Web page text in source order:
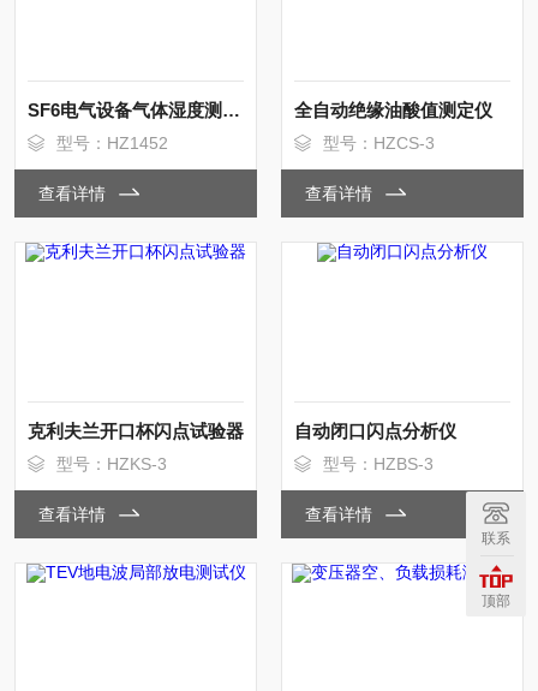
SF6电气设备气体湿度测试仪
型号：HZ1452
查看详情
全自动绝缘油酸值测定仪
型号：HZCS-3
查看详情
克利夫兰开口杯闪点试验器
型号：HZKS-3
查看详情
自动闭口闪点分析仪
型号：HZBS-3
查看详情
联系
顶部